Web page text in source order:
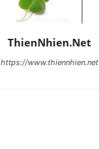
ThienNhien.Net
https://www.thiennhien.net